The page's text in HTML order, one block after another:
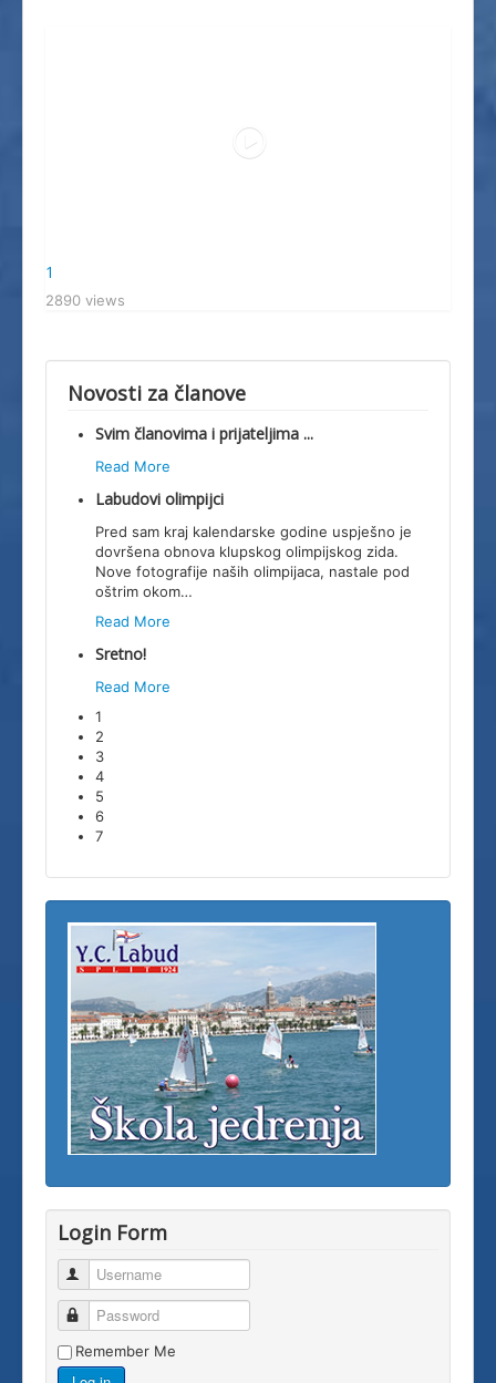
1
2890 views
Novosti za članove
Svim članovima i prijateljima ...
Read More
Labudovi olimpijci
Pred sam kraj kalendarske godine uspješno je
dovršena obnova klupskog olimpijskog zida.
Nove fotografije naših olimpijaca, nastale pod
oštrim okom…
Read More
Sretno!
Read More
1
2
3
4
5
6
7
Login Form
Username
Password
Remember Me